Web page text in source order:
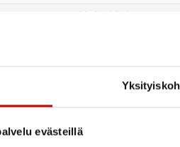
evästeillä
18.8., 25.8.,
19.8., 26.8.,